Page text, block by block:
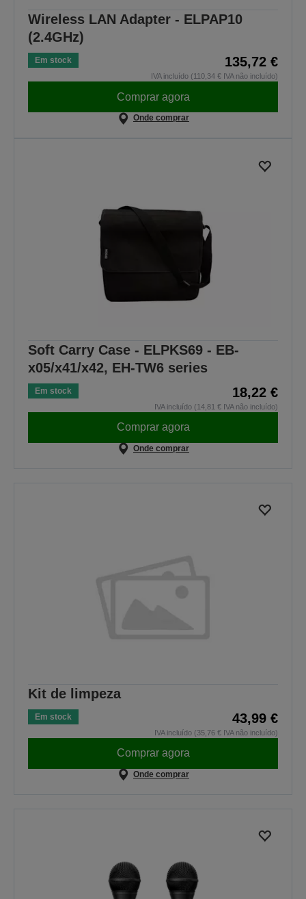
Wireless LAN Adapter - ELPAP10
(2.4GHz)
Em stock 135,72 €
IVA incluído (110,34 € IVA não incluído)
Comprar agora
Onde comprar
Soft Carry Case - ELPKS69 - EB-
x05/x41/x42, EH-TW6 series
Em stock 18,22 €
IVA incluído (14,81 € IVA não incluído)
Comprar agora
Onde comprar
Kit de limpeza
Em stock 43,99 €
IVA incluído (35,76 € IVA não incluído)
Comprar agora
Onde comprar